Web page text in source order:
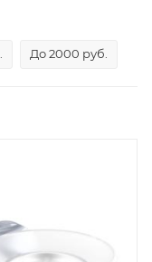
До 2000 руб.